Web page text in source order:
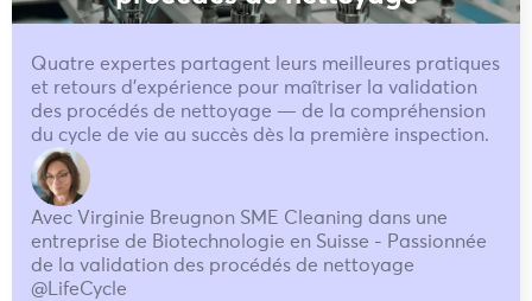
Quatre expertes partagent leurs meilleures pratiques
et retours d’expérience pour maîtriser la validation
des procédés de nettoyage — de la compréhension
du cycle de vie au succès dès la première inspection.
Avec Virginie Breugnon SME Cleaning dans une
entreprise de Biotechnologie en Suisse - Passionnée
de la validation des procédés de nettoyage
@LifeCycle